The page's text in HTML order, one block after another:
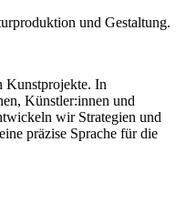
und Gestaltung.
Kunstprojekte. In
Künstler:innen und
wir Strategien und
präzise Sprache für die